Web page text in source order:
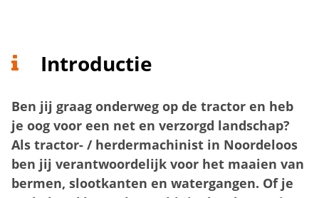
Introductie
Ben jij graag onderweg op de tractor en heb
je oog voor een net en verzorgd landschap?
Als tractor- / herdermachinist in Noordeloos
ben jij verantwoordelijk voor het maaien van
bermen, slootkanten en watergangen. Of je